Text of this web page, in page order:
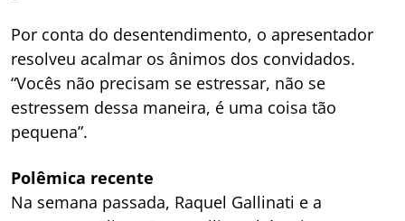
Por conta do desentendimento, o apresentador
resolveu acalmar os ânimos dos convidados.
“Vocês não precisam se estressar, não se
estressem dessa maneira, é uma coisa tão
pequena”.
Polêmica recente
Na semana passada, Raquel Gallinati e a